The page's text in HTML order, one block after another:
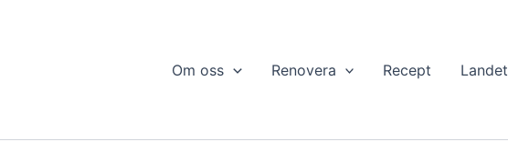
Om oss Renovera Recept Landet